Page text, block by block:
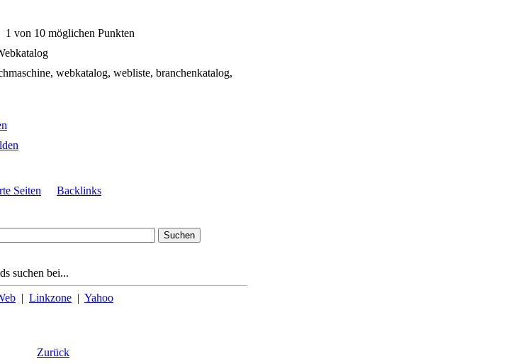
1 von 10 möglichen Punkten
webkatalog, webliste, branchenkatalog,
Seiten Backlinks
suchen bei...
| Linkzone | Yahoo
Zurück